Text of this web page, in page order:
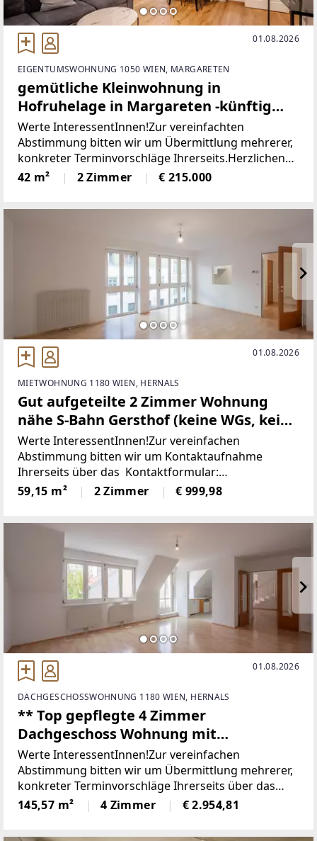
01.08.2026
EIGENTUMSWOHNUNG 1050 WIEN, MARGARETEN
gemütliche Kleinwohnung in
Hofruhelage in Margareten -künftig
mit U2 Verbindung!
Werte InteressentInnen!Zur vereinfachten
Abstimmung bitten wir um Übermittlung mehrerer,
konkreter Terminvorschläge Ihrerseits.Herzlichen
Dank!*************************************DI
E WOHNUNG.Zum Kauf gelangt hier
42 m² 2 Zimmer € 215.000
01.08.2026
MIETWOHNUNG 1180 WIEN, HERNALS
Gut aufgeteilte 2 Zimmer Wohnung
nähe S-Bahn Gersthof (keine WGs, keine
Studenten) - ab sofort verfügbar!
Werte InteressentInnen!Zur vereinfachen
Abstimmung bitten wir um Kontaktaufnahme
Ihrerseits über das Kontaktformular:
[https://www.sulek.immobilien/besichtigung] www.s
ulek.immobilien/besichtigung
59,15 m² 2 Zimmer € 999,98
01.08.2026
DACHGESCHOSSWOHNUNG 1180 WIEN, HERNALS
** Top gepflegte 4 Zimmer
Dachgeschoss Wohnung mit
Alleinutzung 3er hofseitigen Terrassen -
Maisonette Wohnung - Nähe Bahnhof
Gersthof ** ab sofort **
Werte InteressentInnen!Zur vereinfachen
Abstimmung bitten wir um Übermittlung mehrerer,
konkreter Terminvorschläge Ihrerseits über das
Kontaktformular:
[https://www.sulek.immobilien/besichtigung] www.s
145,57 m² 4 Zimmer € 2.954,81